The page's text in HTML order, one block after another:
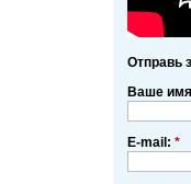
Отправь
Ваше
E-mail: *